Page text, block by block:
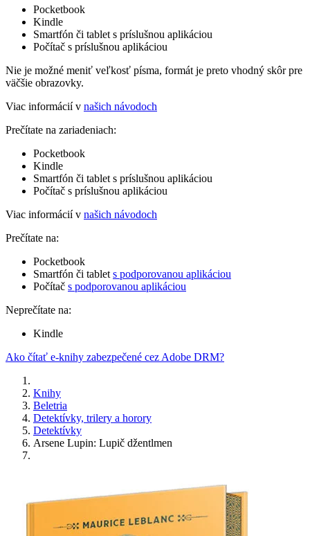
Pocketbook
Kindle
Smartfón či tablet s príslušnou aplikáciou
Počítač s príslušnou aplikáciou
Nie je možné meniť veľkosť písma, formát je preto vhodný skôr pre
väčšie obrazovky.
Viac informácií v našich návodoch
Prečítate na zariadeniach:
Pocketbook
Kindle
Smartfón či tablet s príslušnou aplikáciou
Počítač s príslušnou aplikáciou
Viac informácií v našich návodoch
Prečítate na:
Pocketbook
Smartfón či tablet s podporovanou aplikáciou
Počítač s podporovanou aplikáciou
Neprečítate na:
Kindle
Ako čítať e-knihy zabezpečené cez Adobe DRM?
Knihy
Beletria
Detektívky, trilery a horory
Detektívky
Arsene Lupin: Lupič džentlmen